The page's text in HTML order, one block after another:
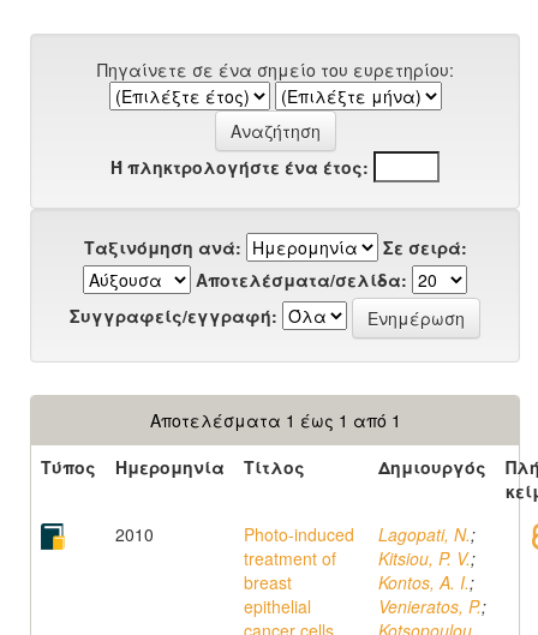
Πηγαίνετε σε ένα σημείο του ευρετηρίου:
Ή πληκτρολογήστε ένα έτος:
Ταξινόμηση ανά:
Σε σειρά:
Αποτελέσματα/σελίδα:
Συγγραφείς/εγγραφή:
Αποτελέσματα 1 έως 1 από 1
Τύπος
Ημερομηνία Τίτλος Δημιουργός
2010
Photo-induced
treatment of
breast
epithelial
cancer cells
Lagopati, N.;
Kitsiou, P. V.;
Kontos, A. I.;
Venieratos, P.;
Kotsopoulou,